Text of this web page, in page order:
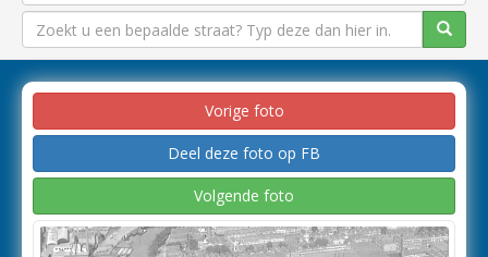
Vorige foto
Deel deze foto op FB
Volgende foto